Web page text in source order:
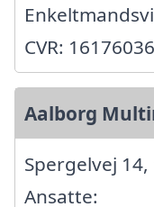
CVR: 16176036
Aalborg
Spergelvej
Ansatte: